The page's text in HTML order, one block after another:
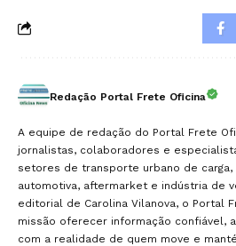
Redação Portal Frete Oficina
A equipe de redação do Portal Frete
jornalistas, colaboradores e
setores de transporte urbano de carga,
automotiva, aftermarket e indústria de
editorial de Carolina Vilanova, o Portal
missão oferecer informação confiável,
com a realidade de quem move e